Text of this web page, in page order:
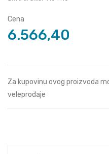
Cena
6.566,40
Za kupovinu ovog proizvoda
veleprodaje